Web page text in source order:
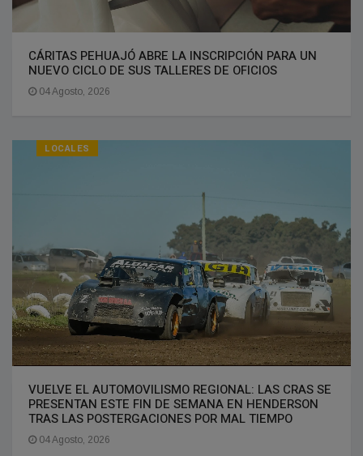
CÁRITAS PEHUAJÓ ABRE LA INSCRIPCIÓN PARA UN
NUEVO CICLO DE SUS TALLERES DE OFICIOS
04 Agosto, 2026
LOCALES
VUELVE EL AUTOMOVILISMO REGIONAL: LAS CRAS SE
PRESENTAN ESTE FIN DE SEMANA EN HENDERSON
TRAS LAS POSTERGACIONES POR MAL TIEMPO
04 Agosto, 2026